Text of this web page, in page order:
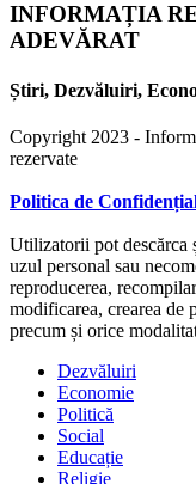
INFORMAȚIA
ADEVĂRAT
Știri, Dezvăluiri,
Copyright 2023 -
rezervate
Politica de
Utilizatorii pot descărca
uzul personal sau
reproducerea,
modificarea, crearea de
precum și orice
Dezvăluiri
Economie
Politică
Social
Educație
Religie